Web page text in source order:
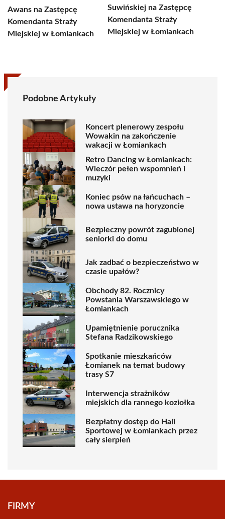
Awans na Zastępcę
Komendanta Straży
Miejskiej w Łomiankach
Suwińskiej na Zastępcę
Komendanta Straży
Miejskiej w Łomiankach
Podobne Artykuły
Koncert plenerowy zespołu
Wowakin na zakończenie
wakacji w Łomiankach
Retro Dancing w Łomiankach:
Wieczór pełen wspomnień i
muzyki
Koniec psów na łańcuchach –
nowa ustawa na horyzoncie
Bezpieczny powrót zagubionej
seniorki do domu
Jak zadbać o bezpieczeństwo w
czasie upałów?
Obchody 82. Rocznicy
Powstania Warszawskiego w
Łomiankach
Upamiętnienie porucznika
Stefana Radzikowskiego
Spotkanie mieszkańców
Łomianek na temat budowy
trasy S7
Interwencja strażników
miejskich dla rannego koziołka
Bezpłatny dostęp do Hali
Sportowej w Łomiankach przez
cały sierpień
FIRMY